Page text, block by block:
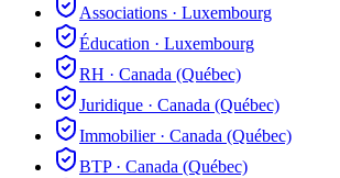
Associations · Luxembourg
Éducation · Luxembourg
RH · Canada (Québec)
Juridique · Canada (Québec)
Immobilier· Canada (Québec)
BTP· Canada (Québec)